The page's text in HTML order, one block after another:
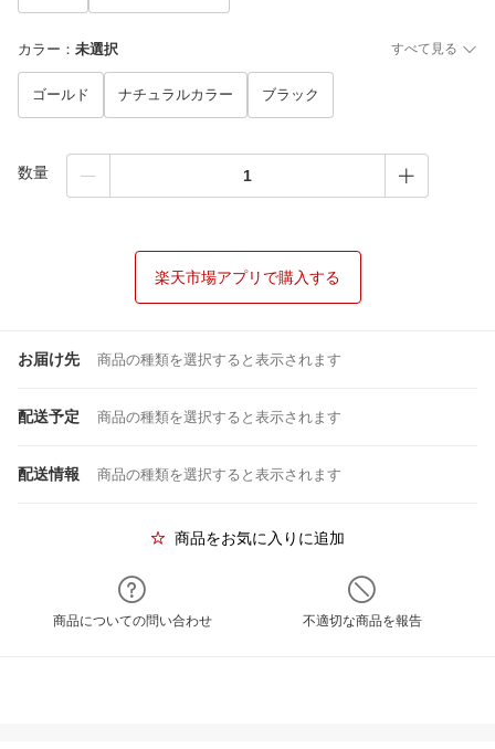
カラー ： 未選択 すべて見る
ゴールド ナチュラルカラー ブラック
数量
楽天市場アプリで購入する
お届け先 商品の種類を選択すると表示されます
配送予定 商品の種類を選択すると表示されます
配送情報 商品の種類を選択すると表示されます
商品をお気に入りに追加
商品についての問い合わせ 不適切な商品を報告